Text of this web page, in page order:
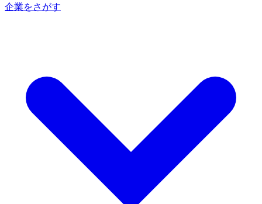
企業をさがす